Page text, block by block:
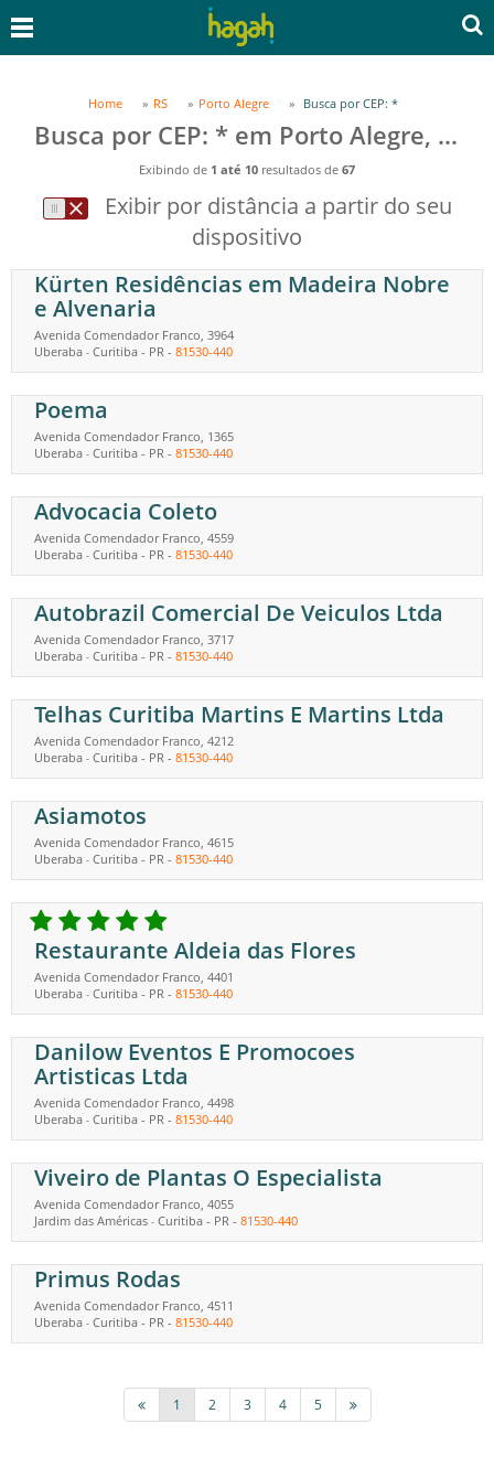
Home RS Porto Alegre Busca por CEP: *
Busca por CEP: * em Porto Alegre, RS
Exibindo de 1 até 10 resultados de 67
Exibir por distância a partir do seu
dispositivo
Kürten Residências em Madeira Nobre
e Alvenaria
Avenida Comendador Franco, 3964
Uberaba - Curitiba - PR - 81530-440
Poema
Avenida Comendador Franco, 1365
Uberaba - Curitiba - PR - 81530-440
Advocacia Coleto
Avenida Comendador Franco, 4559
Uberaba - Curitiba - PR - 81530-440
Autobrazil Comercial De Veiculos Ltda
Avenida Comendador Franco, 3717
Uberaba - Curitiba - PR - 81530-440
Telhas Curitiba Martins E Martins Ltda
Avenida Comendador Franco, 4212
Uberaba - Curitiba - PR - 81530-440
Asiamotos
Avenida Comendador Franco, 4615
Uberaba - Curitiba - PR - 81530-440
Restaurante Aldeia das Flores
Avenida Comendador Franco, 4401
Uberaba - Curitiba - PR - 81530-440
Danilow Eventos E Promocoes
Artisticas Ltda
Avenida Comendador Franco, 4498
Uberaba - Curitiba - PR - 81530-440
Viveiro de Plantas O Especialista
Avenida Comendador Franco, 4055
Jardim das Américas - Curitiba - PR - 81530-440
Primus Rodas
Avenida Comendador Franco, 4511
Uberaba - Curitiba - PR - 81530-440
1 2 3 4 5